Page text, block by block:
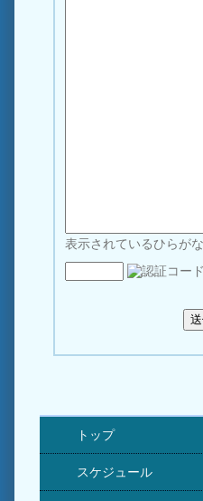
表示されているひらが
トップ
スケジュール